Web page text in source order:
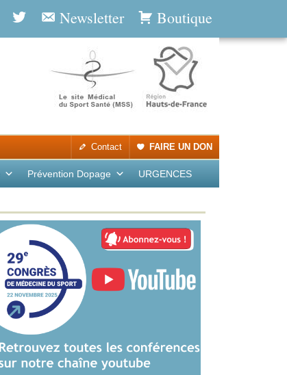
Boutique
Newsletter
FAIRE UN DON
Contact
Prévention Dopage URGENCES